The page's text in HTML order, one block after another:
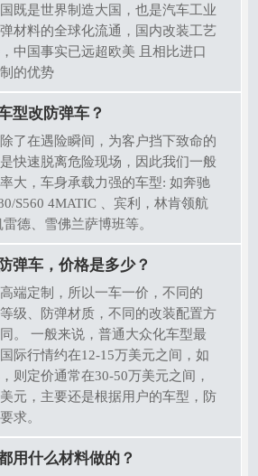
既是世界制造大国，也是汽车工业
材料的全球化流通，国内改装工艺
中国事实已远超欧美 且相比进口
的优势
型改防弹车？
了在遇险瞬间，为客户挡下致命的
快速脱离危险现场，因此我们一般
大，车身承载力强的车型: 如奔驰
S560 4MATIC 、宾利，林肯领航
德、雪佛兰萨博班等。
弹车，价格是多少？
端定制，所以一车一价，不同的
级、防弹材质，不同的改装配置方
。 一般来说，普通大众化车型最
际行情约在12-15万美元之间，如
则定价通常在30-50万美元之间，
元，主要还是根据用户的车型，防
求。
用什么材料做的？